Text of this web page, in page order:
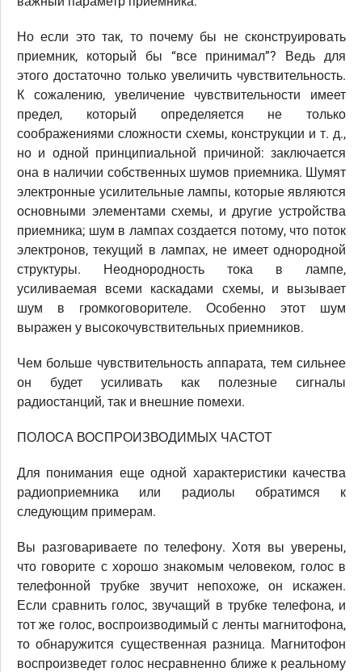
Но если это так, то почему бы не сконструировать
приемник, который бы “все принимал”? Ведь для
этого достаточно только увеличить чувствительность.
К сожалению, увеличение чувствительности имеет
предел, который определяется не только
соображениями сложности схемы, конструкции и т. д.,
но и одной принципиальной причиной: заключается
она в наличии собственных шумов приемника. Шумят
электронные усилительные лампы, которые являются
основными элементами схемы, и другие устройства
приемника; шум в лампах создается потому, что поток
электронов, текущий в лампах, не имеет однородной
структуры. Неоднородность тока в лампе,
усиливаемая всеми каскадами схемы, и вызывает
шум в громкоговорителе. Особенно этот шум
выражен у высокочувствительных приемников.
Чем больше чувствительность аппарата, тем сильнее
он будет усиливать как полезные сигналы
радиостанций, так и внешние помехи.
ПОЛОСА ВОСПРОИЗВОДИМЫХ ЧАСТОТ
Для понимания еще одной характеристики качества
радиоприемника или радиолы обратимся к
следующим примерам.
Вы разговариваете по телефону. Хотя вы уверены,
что говорите с хорошо знакомым человеком, голос в
телефонной трубке звучит непохоже, он искажен.
Если сравнить голос, звучащий в трубке телефона, и
тот же голос, воспроизводимый с ленты магнитофона,
то обнаружится существенная разница. Магнитофон
воспроизведет голос несравненно ближе к реальному